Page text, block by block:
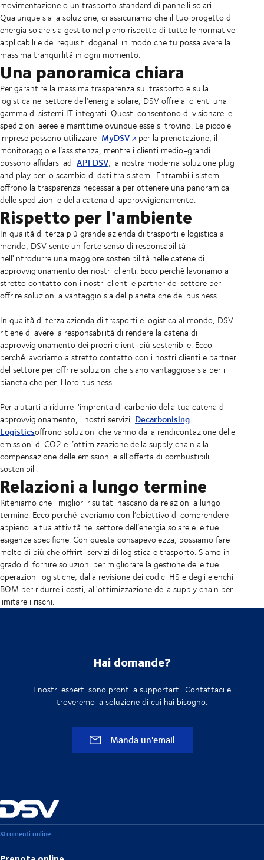
movimentazione o un trasporto standard di pannelli solari.
Qualunque sia la soluzione, ci assicuriamo che il tuo progetto di
energia solare sia gestito nel pieno rispetto di tutte le normative
applicabili e dei requisiti doganali in modo che tu possa avere la
massima tranquillità in ogni momento.
Una panoramica chiara
Per garantire la massima trasparenza sul trasporto e sulla
logistica nel settore dell’energia solare, DSV offre ai clienti una
gamma di sistemi IT integrati. Questi consentono di visionare le
spedizioni aeree e marittime ovunque esse si trovino. Le piccole
imprese possono utilizzare MyDSV
per la prenotazione, il
monitoraggio e l’assistenza, mentre i clienti medio-grandi
possono affidarsi ad API DSV, la nostra moderna soluzione plug
and play per lo scambio di dati tra sistemi. Entrambi i sistemi
offrono la trasparenza necessaria per ottenere una panoramica
delle spedizioni e della catena di approvvigionamento.
Rispetto per l'ambiente
In qualità di terza più grande azienda di trasporti e logistica al
mondo, DSV sente un forte senso di responsabilità
nell'introdurre una maggiore sostenibilità nelle catene di
approvvigionamento dei nostri clienti. Ecco perché lavoriamo a
stretto contatto con i nostri clienti e partner del settore per
offrire soluzioni a vantaggio sia del pianeta che del business.
In qualità di terza azienda di trasporti e logistica al mondo, DSV
ritiene di avere la responsabilità di rendere la catena di
approvvigionamento dei propri clienti più sostenibile. Ecco
perché lavoriamo a stretto contatto con i nostri clienti e partner
del settore per offrire soluzioni che siano vantaggiose sia per il
pianeta che per il loro business.
Per aiutarti a ridurre l'impronta di carbonio della tua catena di
approvvigionamento, i nostri servizi Decarbonising
Logisticsoffrono soluzioni che vanno dalla rendicontazione delle
emissioni di CO2 e l’ottimizzazione della supply chain alla
compensazione delle emissioni e all’offerta di combustibili
sostenibili.
Relazioni a lungo termine
Riteniamo che i migliori risultati nascano da relazioni a lungo
termine. Ecco perché lavoriamo con l’obiettivo di comprendere
appieno la tua attività nel settore dell’energia solare e le tue
esigenze specifiche. Con questa consapevolezza, possiamo fare
molto di più che offrirti servizi di logistica e trasporto. Siamo in
grado di fornire soluzioni per migliorare la gestione delle tue
operazioni logistiche, dalla revisione dei codici HS e degli elenchi
BOM per ridurre i costi, all'ottimizzazione della supply chain per
limitare i rischi.
Hai domande?
I nostri esperti sono pronti a supportarti. Contattaci e
troveremo la soluzione di cui hai bisogno.
Manda un'email
Strumenti online